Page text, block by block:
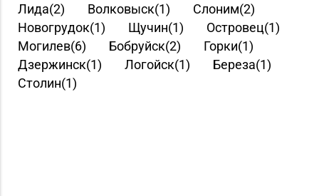
Лида(2)
Волковыск(1)
Слоним(2)
Новогрудок(1)
Щучин(1)
Островец(1)
Могилев(6)
Бобруйск(2)
Горки(1)
Дзержинск(1)
Логойск(1)
Береза(1)
Столин(1)